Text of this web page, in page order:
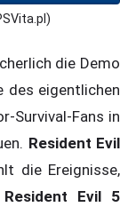
die Demo
des eigentlichen
Survival-Fans in
Resident Evil
die Ereignisse,
Resident Evil 5